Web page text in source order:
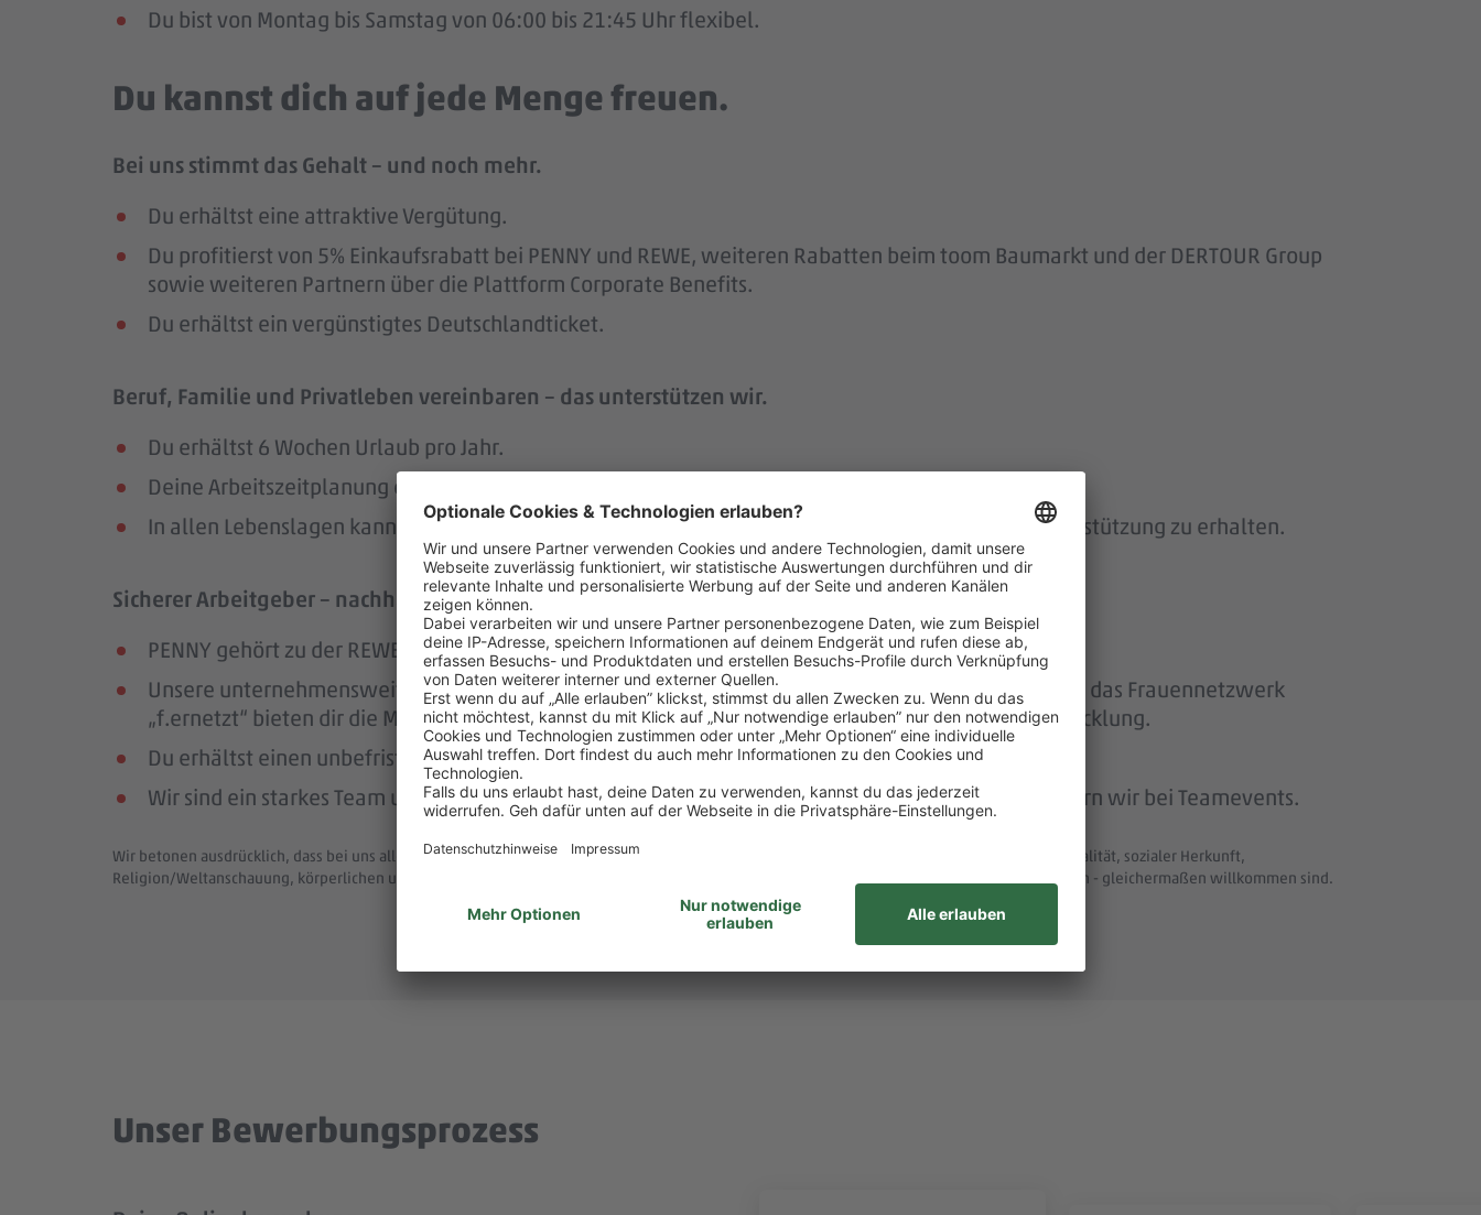
Du bist von Montag bis Samstag von 06:00 bis 21:45 Uhr flexibel.
Du kannst dich auf jede Menge freuen.
Bei uns stimmt das Gehalt – und noch mehr.
Du erhältst eine attraktive Vergütung.
Du profitierst von 5% Einkaufsrabatt bei PENNY und REWE, weiteren Rabatten beim toom Baumarkt und der DERTOUR Group
sowie weiteren Partnern über die Plattform Corporate Benefits.
Du erhältst ein vergünstigtes Deutschlandticket.
Beruf, Familie und Privatleben vereinbaren – das unterstützen wir.
Du erhältst 6 Wochen Urlaub pro Jahr.
Deine Arbeitszeitplanung erfolgt in der Regel 2 Wochen im Voraus.
In allen Lebenslagen kannst du dich an geschulte Vertrauenspersonen wenden, um Tipps und Unterstützung zu erhalten.
Sicherer Arbeitgeber – nachhaltig und menschlich.
PENNY gehört zu der REWE Group, einem der größten Arbeitgeber Deutschlands.
Unsere unternehmensweiten Netzwerke wie das LGBTIQ-Netzwerk „DITO – different together“ und das Frauennetzwerk
„f.ernetzt“ bieten dir die Möglichkeit zum Austausch rund um Karriere und persönliche Weiterentwicklung.
Du erhältst einen unbefristeten Arbeitsvertrag.
Wir sind ein starkes Team und bewältigen alle Aufgaben gemeinsam. Unsere Zusammenarbeit feiern wir bei Teamevents.
Wir betonen ausdrücklich, dass bei uns alle Menschen - unabhängig von Geschlecht/geschlechtlicher Identität, ethnischer Herkunft und Nationalität, sozialer Herkunft,
Religion/Weltanschauung, körperlichen und geistigen Fähigkeiten, Alter sowie sexueller Orientierung oder weiteren individuellen Merkmalen - gleichermaßen willkommen sind.
Unser Bewerbungsprozess